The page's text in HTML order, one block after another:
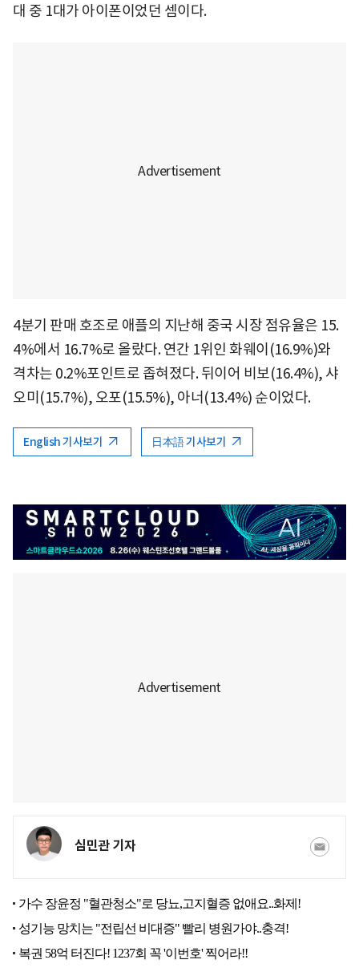
대 중 1대가 아이폰이었던 셈이다.
4분기 판매 호조로 애플의 지난해 중국 시장 점유율은 15.
4%에서 16.7%로 올랐다. 연간 1위인 화웨이(16.9%)와
격차는 0.2%포인트로 좁혀졌다. 뒤이어 비보(16.4%), 샤
오미(15.7%), 오포(15.5%), 아너(13.4%) 순이었다.
English 기사보기 日本語 기사보기
심민관 기자